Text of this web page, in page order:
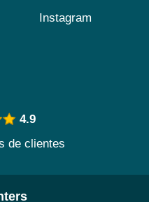
Instagram
4.9
de clientes